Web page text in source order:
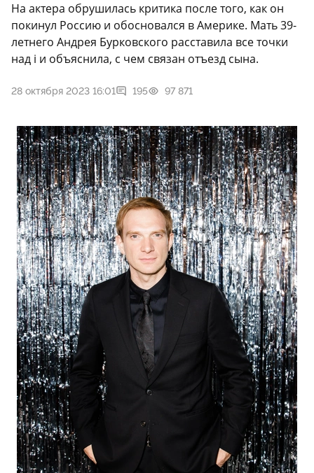
На актера обрушилась критика после того, как он
покинул Россию и обосновался в Америке. Мать 39-
летнего Андрея Бурковского расставила все точки
над i и объяснила, с чем связан отъезд сына.
28 октября 2023 16:01 195 97 871